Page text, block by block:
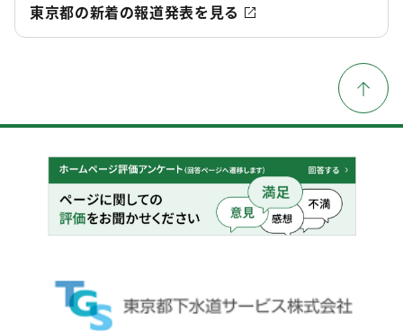
東京都の新着の報道発表を見る